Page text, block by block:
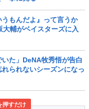
うもんだよ』って言うか
輔がベイスターズに入
いた」DeNA牧秀悟が告白
られないシーズンになっ
押すだけ